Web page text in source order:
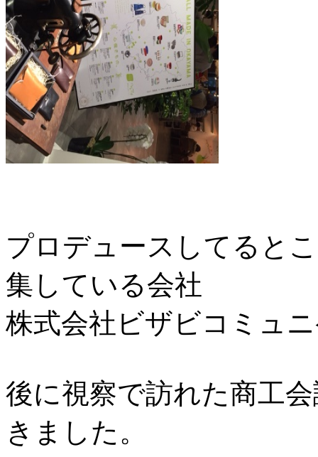
プロデュースしてると
集している会社
株式会社ビザビコミュ
後に視察で訪れた商工
きました。